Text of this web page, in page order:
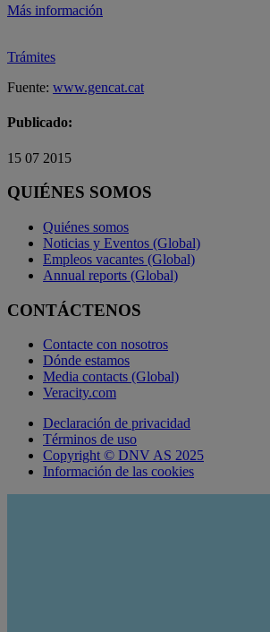
Más información
Trámites
Fuente: www.gencat.cat
Publicado:
15 07 2015
QUIÉNES SOMOS
Quiénes somos
Noticias y Eventos (Global)
Empleos vacantes (Global)
Annual reports (Global)
CONTÁCTENOS
Contacte con nosotros
Dónde estamos
Media contacts (Global)
Veracity.com
Declaración de privacidad
Términos de uso
Copyright © DNV AS 2025
Información de las cookies